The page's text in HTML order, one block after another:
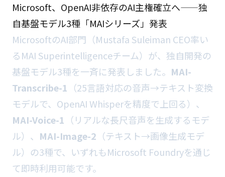
Microsoft、OpenAI非依存のAI主権確立へ——独
自基盤モデル3種「MAIシリーズ」発表
MicrosoftのAI部門（Mustafa Suleiman CEO率い
るMAI Superintelligenceチーム）が、独自開発の
基盤モデル3種を一斉に発表しました。 MAI-
Transcribe-1 （25言語対応の音声→テキスト変換
モデルで、OpenAI Whisperを精度で上回る）、
MAI-Voice-1 （リアルな長尺音声を生成するモデ
ル）、 MAI-Image-2 （テキスト→画像生成モデ
ル）の3種で、いずれもMicrosoft Foundryを通じ
て即時利用可能です。